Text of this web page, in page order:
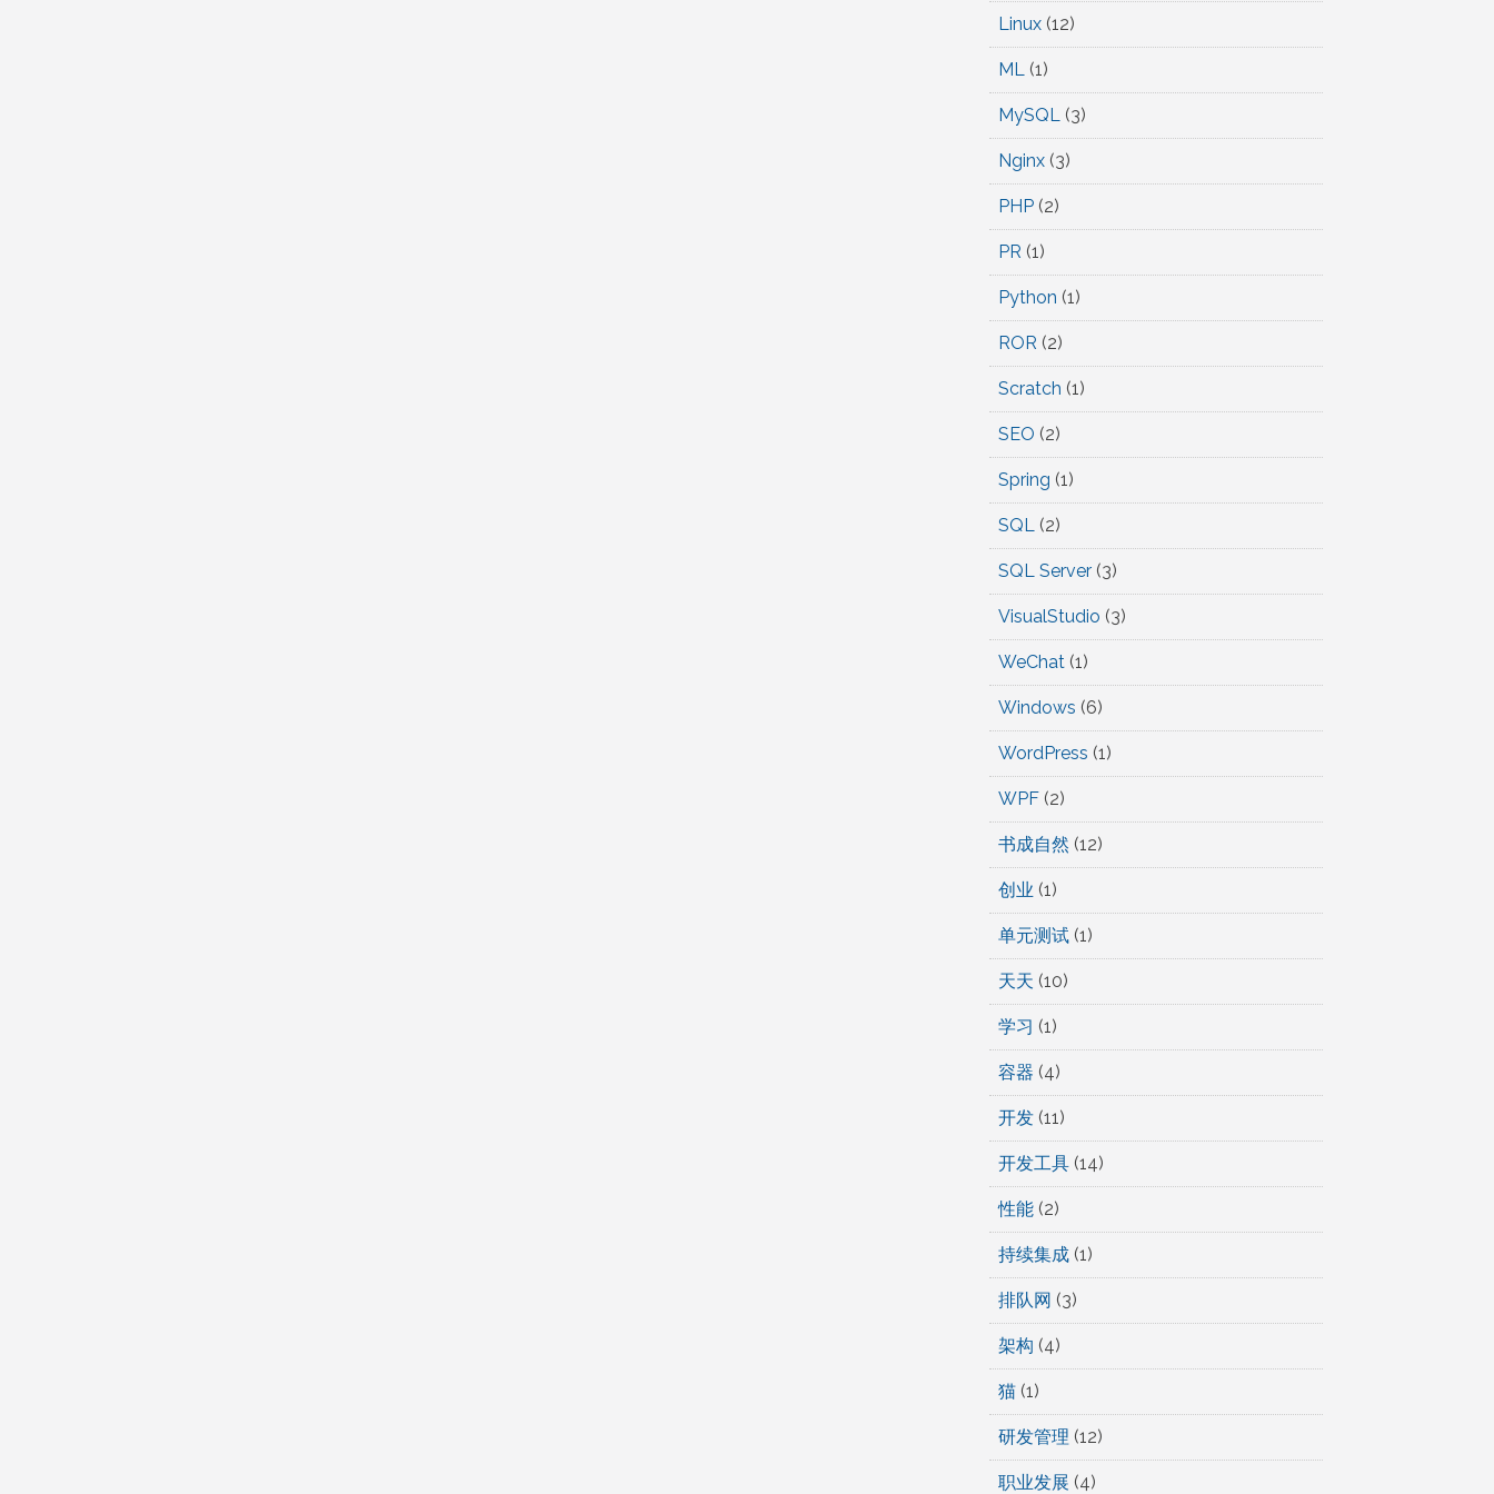
Linux(12)
ML(1)
MySQL(3)
Nginx(3)
PHP(2)
PR (1)
Python (1)
ROR (2)
Scratch (1)
SEO (2)
Spring (1)
SQL(2)
SQL Server(3)
VisualStudio (3)
WeChat(1)
Windows (6)
WordPress (1)
WPF(2)
书成自然 (12)
创业 (1)
单元测试(1)
天天 (10)
学习 (1)
容器 (4)
开发(11)
开发工具(14)
性能(2)
持续集成(1)
排队网 (3)
架构 (4)
猫(1)
研发管理 (12)
职业发展 (4)